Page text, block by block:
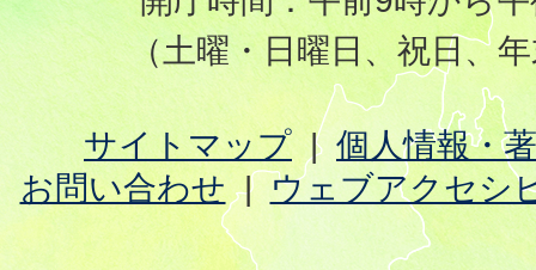
（土曜・日曜日、祝日、
サイトマップ
個人情報・
お問い合わせ
ウェブアクセシ